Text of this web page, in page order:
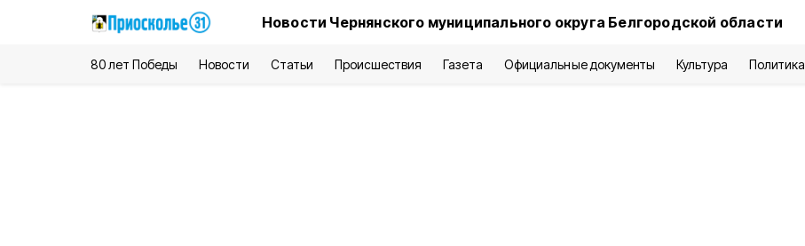
Новости Чернянского муниципального округа Белгородской области
80 лет Победы Новости Статьи Происшествия Газета Официальные документы Культура Политика